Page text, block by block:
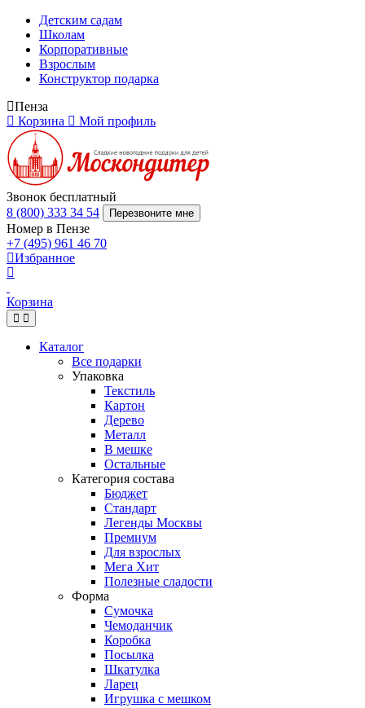
Детским садам
Школам
Корпоративные
Взрослым
Конструктор подарка
Пенза
Корзина
Мой профиль
Звонок бесплатный
8 (800) 333 34 54
Перезвоните мне
Номер в Пензе
+7 (495) 961 46 70
Избранное
Корзина
Каталог
Все подарки
Упаковка
Текстиль
Картон
Дерево
Металл
В мешке
Остальные
Категория состава
Бюджет
Стандарт
Легенды Москвы
Премиум
Для взрослых
Мега Хит
Полезные сладости
Форма
Сумочка
Чемоданчик
Коробка
Посылка
Шкатулка
Ларец
Игрушка с мешком